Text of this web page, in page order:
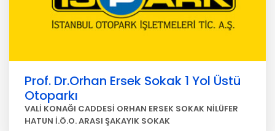
Prof. Dr.Orhan Ersek Sokak 1 Yol Üstü
Otoparkı
VALİ KONAĞI CADDESİ ORHAN ERSEK SOKAK NİLÜFER
HATUN İ.Ö.O. ARASI ŞAKAYIK SOKAK